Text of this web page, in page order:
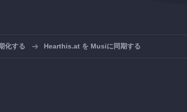
化する Hearthis.at を Musiに同期する